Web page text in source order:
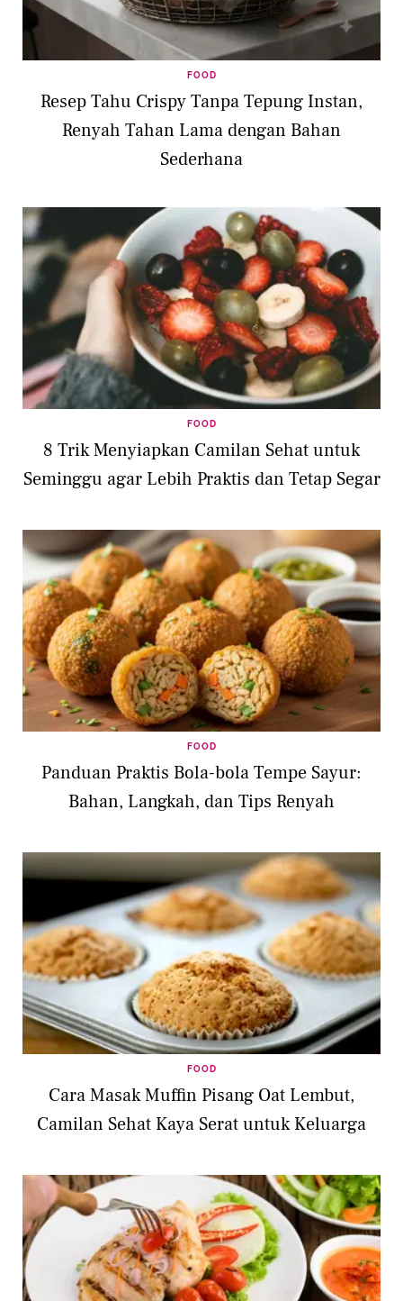
FOOD
Resep Tahu Crispy Tanpa Tepung Instan,
Renyah Tahan Lama dengan Bahan
Sederhana
FOOD
8 Trik Menyiapkan Camilan Sehat untuk
Seminggu agar Lebih Praktis dan Tetap Segar
FOOD
Panduan Praktis Bola-bola Tempe Sayur:
Bahan, Langkah, dan Tips Renyah
FOOD
Cara Masak Muffin Pisang Oat Lembut,
Camilan Sehat Kaya Serat untuk Keluarga